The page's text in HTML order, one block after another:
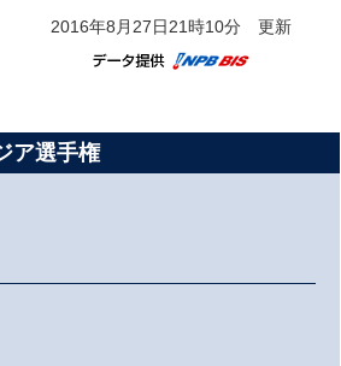
2016年8月27日21時10分 更新
ア選手権